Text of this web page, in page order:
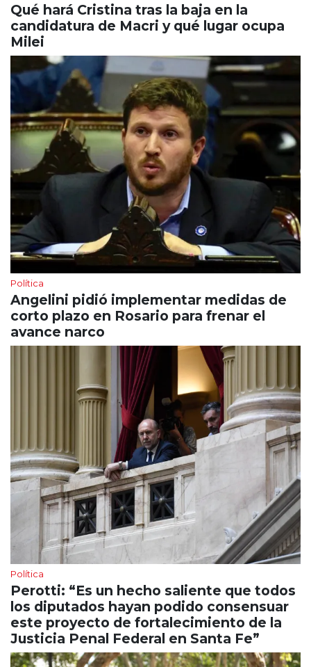
Qué hará Cristina tras la baja en la
candidatura de Macri y qué lugar ocupa
Milei
Política
Angelini pidió implementar medidas de
corto plazo en Rosario para frenar el
avance narco
Política
Perotti: “Es un hecho saliente que todos
los diputados hayan podido consensuar
este proyecto de fortalecimiento de la
Justicia Penal Federal en Santa Fe”